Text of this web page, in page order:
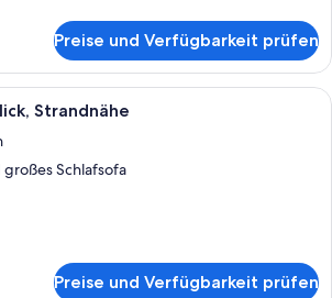
Preise und Verfügbarkeit prüfen
Ein Zimmer mit Backsteinwand,
Strandnähe
Schlafsofa
Preise und Verfügbarkeit prüfen